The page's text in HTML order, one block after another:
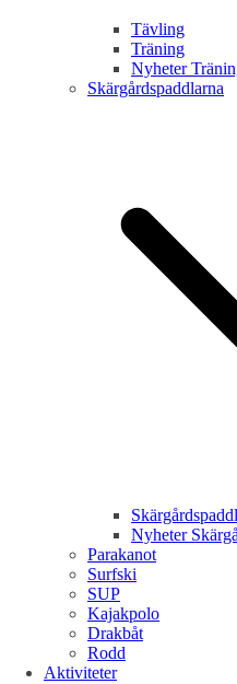
Tävling
Träning
Nyheter
Skärgårdspaddlarna
Nyheter
Parakanot
Surfski
SUP
Kajakpolo
Drakbåt
Rodd
Aktiviteter